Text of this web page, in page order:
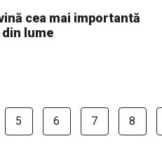
cea mai importantă
lume
5 6 7 8